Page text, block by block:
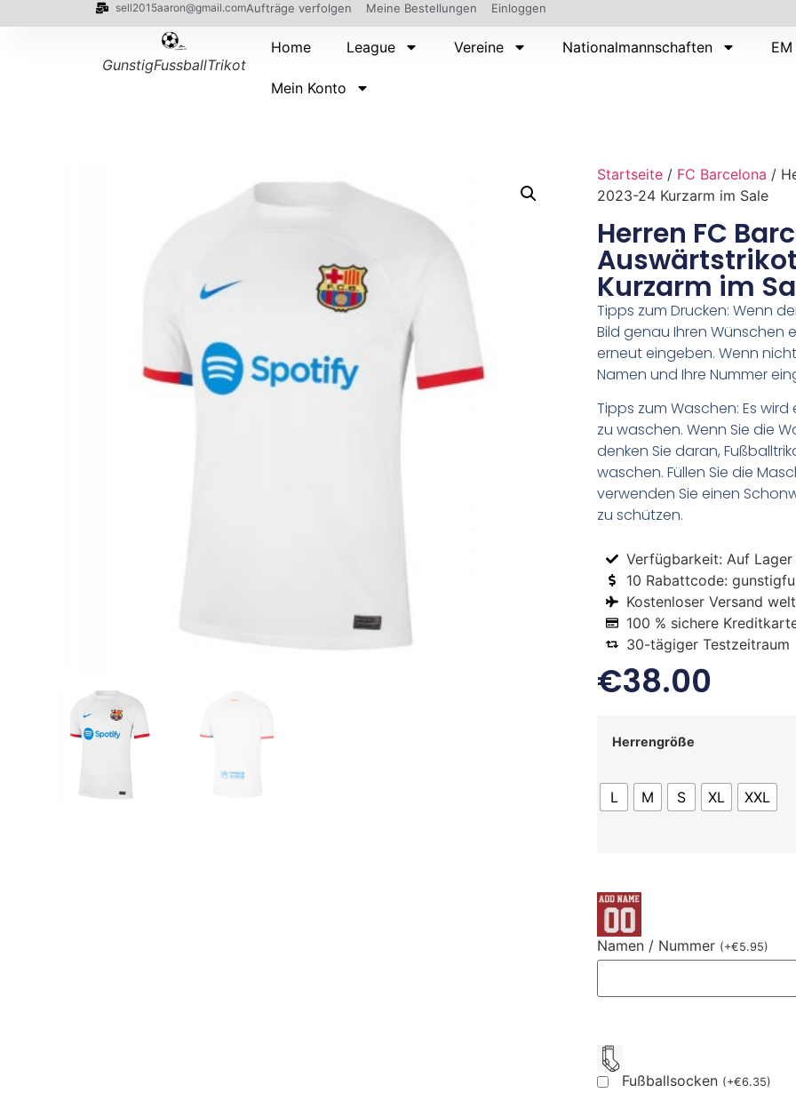
sell2015aaron@gmail.comAufträge verfolgen Meine Bestellungen Einloggen
GunstigFussballTrikot
Home League Vereine Nationalmannschaften
Mein Konto
Startseite / FC Barcelona /
2023-24 Kurzarm im Sale
Herren FC
Kurzarm im
Tipps zum Drucken: Wenn
Bild genau Ihren Wünschen
erneut eingeben. Wenn
Namen und Ihre Nummer
Tipps zum Waschen: Es
zu waschen. Wenn Sie die
denken Sie daran,
waschen. Füllen Sie die
verwenden Sie einen
zu schützen.
Verfügbarkeit: Auf Lager
10 Rabattcode:
Kostenloser Versand
100 % sichere
30-tägiger Testzeitraum
€38.00
Herrengröße
L M S XL XXL
Namen / Nummer (+€5.95)
Fußballsocken (+€6.35)